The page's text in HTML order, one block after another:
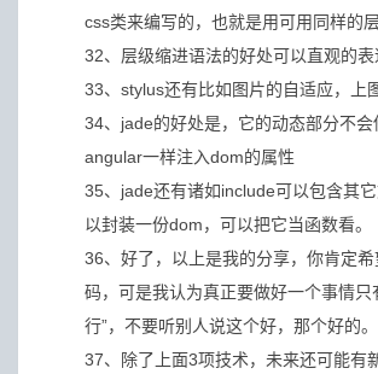
css类来编写的，也就是用可用同样的层
32、层级缩进语法的好处可以直观的表
33、stylus还有比如图片的自适应，上
34、jade的好处是，它的动态部分不
angular一样注入dom的属性
35、jade还有诸如include可以包含其
以封装一份dom，可以把它当函数看。
36、好了，以上是我的分享，你肯定
码，可是我认为真正要做好一个事情只
行”，不要听别人说这个好，那个好的。
37、除了上面3项技术，未来还可能有